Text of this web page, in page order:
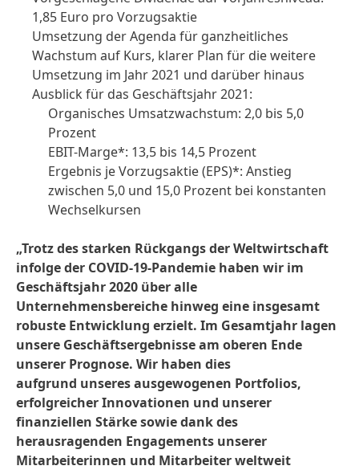
1,85 Euro pro Vorzugsaktie
Umsetzung der Agenda für ganzheitliches
Wachstum auf Kurs, klarer Plan für die weitere
Umsetzung im Jahr 2021 und darüber hinaus
Ausblick für das Geschäftsjahr 2021:
Organisches Umsatzwachstum: 2,0 bis 5,0
Prozent
EBIT-Marge*: 13,5 bis 14,5 Prozent
Ergebnis je Vorzugsaktie(EPS)*: Anstieg
zwischen 5,0 und 15,0 Prozent bei konstanten
Wechselkursen
„Trotz des starken Rückgangs der Weltwirtschaft
infolge der COVID-19-Pandemie haben wir im
Geschäftsjahr 2020 über alle
Unternehmensbereiche hinweg eine insgesamt
robuste Entwicklung erzielt. Im Gesamtjahr lagen
unsere Geschäftsergebnisse am oberen Ende
unserer Prognose. Wir haben dies
aufgrund unseres ausgewogenen Portfolios,
erfolgreicher Innovationen und unserer
finanziellen Stärke sowie dank des
herausragenden Engagements unserer
Mitarbeiterinnen und Mitarbeiter weltweit